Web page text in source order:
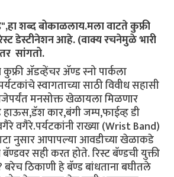
शब्द बोकाळलाय.मला वाटते कुफ्री
डेस्टीनेशन आहे. (वाक्य रचनेमुळे भारी
सांगतो.
ॲडव्हेंचर ॲण्ड स्नो पार्कला
स्वागताच्या साठी विवीध सहासी
मनसोक्त खेळायला मिळणार
हाऊस,डॅश कार,बंगी जम्प,फाईव्ह डी
वगैरे.पर्यटकांनी राख्या (Wrist Band)
नुसार आपापल्या आवडीच्या खेळाकडे
सही करत होते. रिस्ट बॅण्डची युक्ती
ठिकाणी हे बॅण्ड बांधताना बघीतले